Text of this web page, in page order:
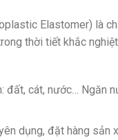
Elastomer) là
thời tiết khắc
cát, nước… Ngăn
dụng, đặt hàng sản